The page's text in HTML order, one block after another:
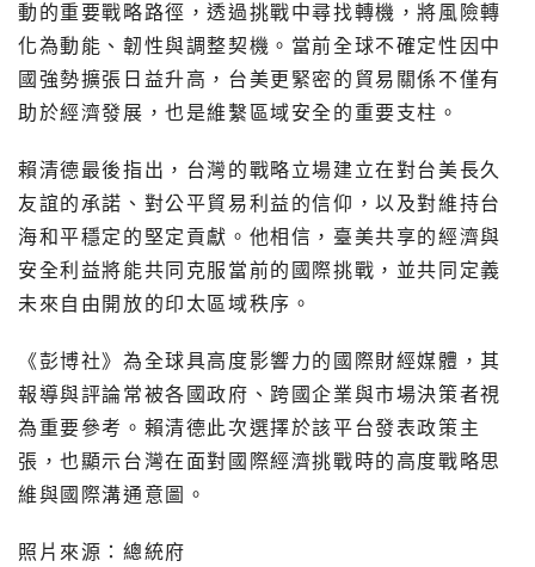
動的重要戰略路徑，透過挑戰中尋找轉機，將風險轉
化為動能、韌性與調整契機。當前全球不確定性因中
國強勢擴張日益升高，台美更緊密的貿易關係不僅有
助於經濟發展，也是維繫區域安全的重要支柱。
賴清德最後指出，台灣的戰略立場建立在對台美長久
友誼的承諾、對公平貿易利益的信仰，以及對維持台
海和平穩定的堅定貢獻。他相信，臺美共享的經濟與
安全利益將能共同克服當前的國際挑戰，並共同定義
未來自由開放的印太區域秩序。
《彭博社》為全球具高度影響力的國際財經媒體，其
報導與評論常被各國政府、跨國企業與市場決策者視
為重要參考。賴清德此次選擇於該平台發表政策主
張，也顯示台灣在面對國際經濟挑戰時的高度戰略思
維與國際溝通意圖。
照片來源：總統府